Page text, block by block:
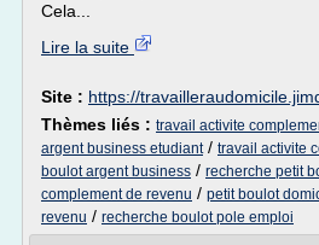
Cela...
Lire la suite
Site : https://
Thèmes liés : travail activite
argent business etudiant/ travail activite
boulot argent business / recherche petit
complement de revenu / petit boulot
revenu / recherche boulot pole emploi